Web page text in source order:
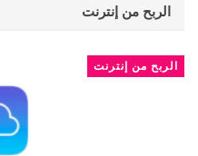
الربح من إنترنت
الربح من إنترنت